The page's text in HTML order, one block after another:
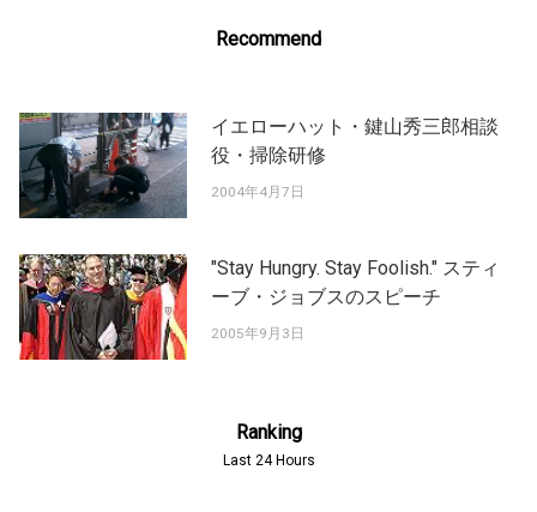
Recommend
イエローハット・鍵山秀三郎相談
役・掃除研修
2004年4月7日
"Stay Hungry. Stay Foolish." スティ
ーブ・ジョブスのスピーチ
2005年9月3日
Ranking
Last 24 Hours